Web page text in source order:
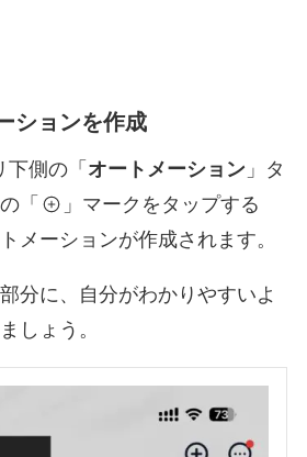
ションを作成
側の「 オートメーション」タ
「
」マークをタップする
メーションが作成されます。
分に、自分がわかりやすいよ
しょう。